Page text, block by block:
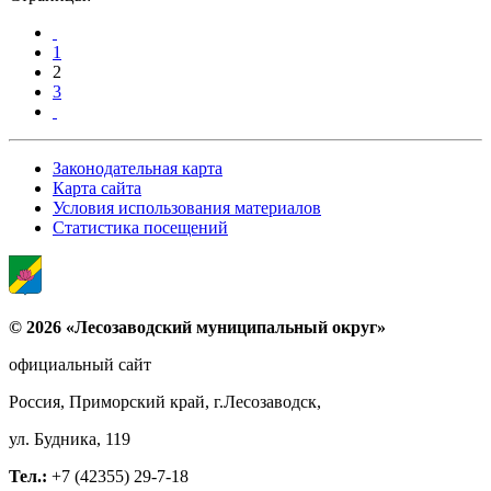
1
2
3
Законодательная карта
Карта сайта
Условия использования материалов
Статистика посещений
© 2026 «Лесозаводский муниципальный округ»
официальный сайт
Россия, Приморский край, г.Лесозаводск,
ул. Будника, 119
Тел.: +7 (42355) 29-7-18